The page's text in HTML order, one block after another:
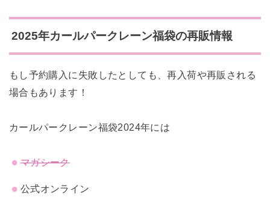
2025年カールパークレーン福袋の再販情報
もし予約購入に失敗したとしても、再入荷や再販される
場合もあります！
カールパークレーン福袋2024年には
マガシーク
公式オンライン